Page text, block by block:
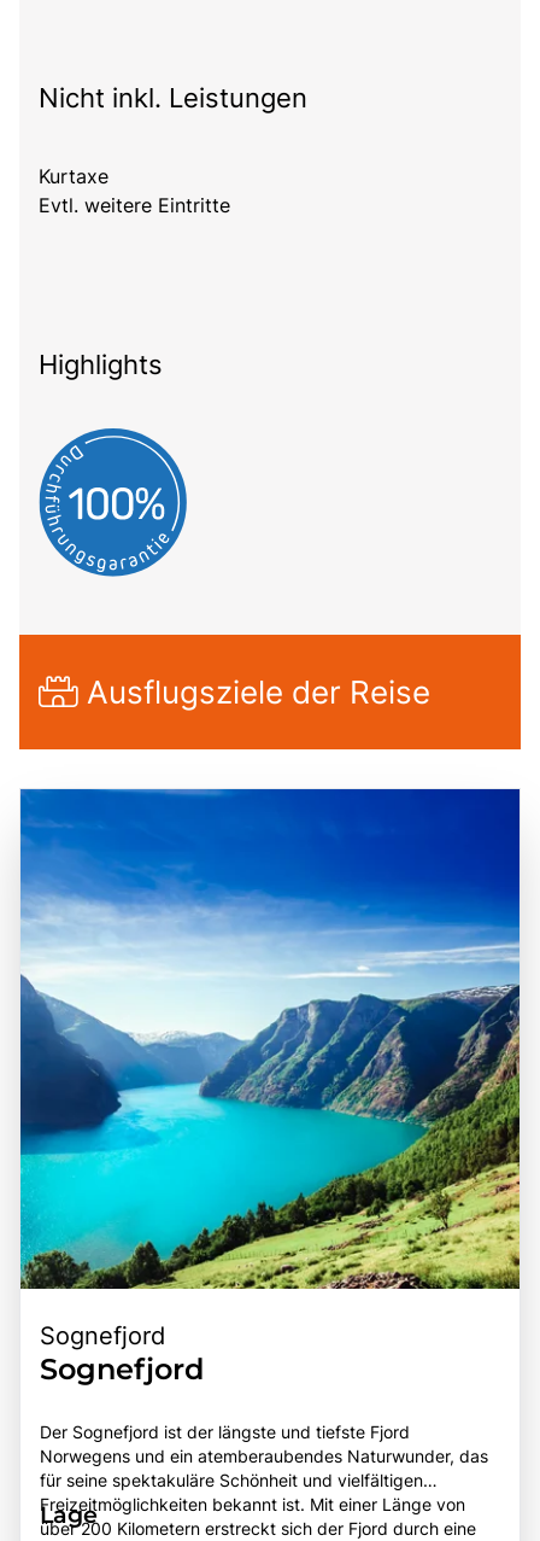
Nicht inkl. Leistungen
Kurtaxe
Evtl. weitere Eintritte
Highlights
Ausflugsziele der Reise
Sognefjord
Sognefjord
Der Sognefjord ist der längste und tiefste Fjord
Norwegens und ein atemberaubendes Naturwunder, das
für seine spektakuläre Schönheit und vielfältigen
Freizeitmöglichkeiten bekannt ist. Mit einer Länge von
über 200 Kilometern erstreckt sich der Fjord durch eine
Lage